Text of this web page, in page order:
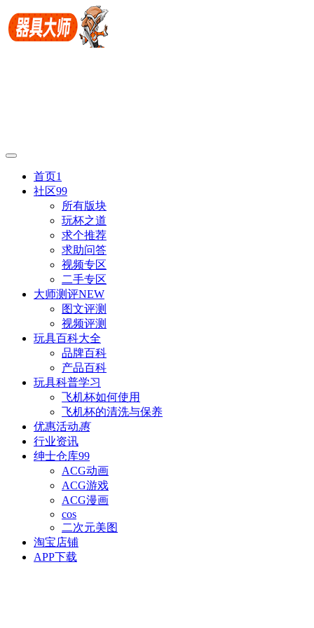
首页1
社区99
所有版块
玩杯之道
求个推荐
求助问答
视频专区
二手专区
大师测评NEW
图文评测
视频评测
玩具百科大全
品牌百科
产品百科
玩具科普学习
飞机杯如何使用
飞机杯的清洗与保养
优惠活动惠
行业资讯
绅士仓库99
ACG动画
ACG游戏
ACG漫画
cos
二次元美图
淘宝店铺
APP下载